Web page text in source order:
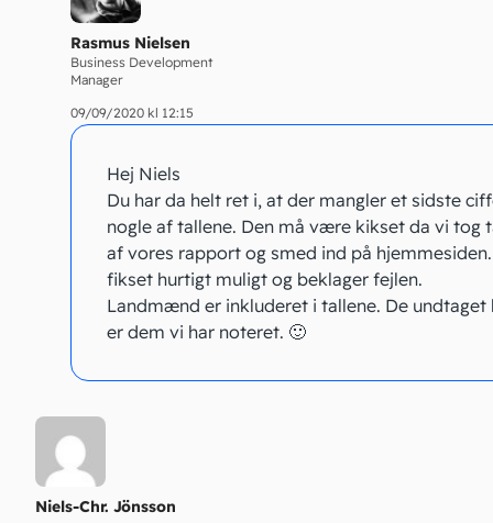
Rasmus Nielsen
Business Development
Manager
09/09/2020 kl 12:15
Hej Niels
Du har da helt ret i, at der mangler et sidste
nogle af tallene. Den må være kikset da vi tog
af vores rapport og smed ind på
fikset hurtigt muligt og beklager fejlen.
Landmænd er inkluderet i tallene. De undtaget
er dem vi har noteret. 🙂
Niels-Chr. Jönsson